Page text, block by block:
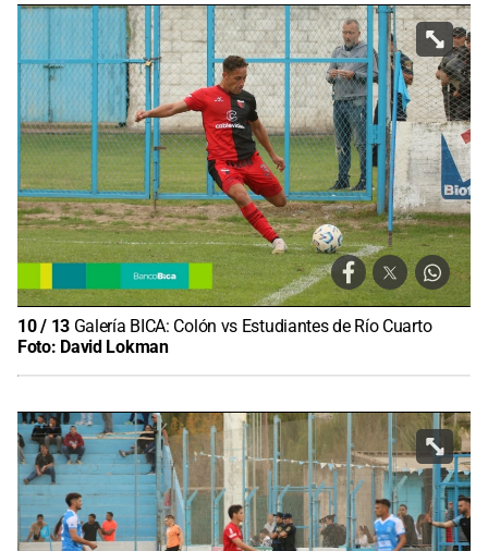
10/ 13 Galería BICA: Colón vs Estudiantes de Río Cuarto
Foto: David Lokman